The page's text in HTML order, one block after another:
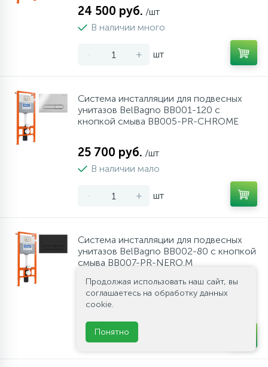
24 500 руб. /шт
В наличии много
- + шт
Система инсталляции для подвесных
унитазов BelBagno BB001-120 с
кнопкой смыва BB005-PR-CHROME
25 700 руб. /шт
В наличии мало
- + шт
Система инсталляции для подвесных
унитазов BelBagno BB002-80 с кнопкой
смыва BB007-PR-NERO.M
27 900 руб. /шт
В наличии много
Продолжая использовать наш сайт, вы
соглашаетесь на обработку данных
cookie.
Понятно